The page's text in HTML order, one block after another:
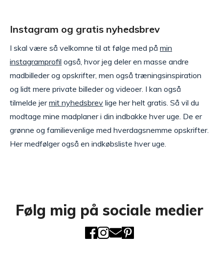
Instagram og gratis nyhedsbrev
I skal være så velkomne til at følge med på min
instagramprofil også, hvor jeg deler en masse andre
madbilleder og opskrifter, men også træningsinspiration
og lidt mere private billeder og videoer. I kan også
tilmelde jermit nyhedsbrev lige her helt gratis. Så vil du
modtage mine madplaner i din indbakke hver uge. De er
grønne og familievenlige med hverdagsnemme opskrifter.
Her medfølger også en indkøbsliste hver uge.
Følg mig på sociale medier